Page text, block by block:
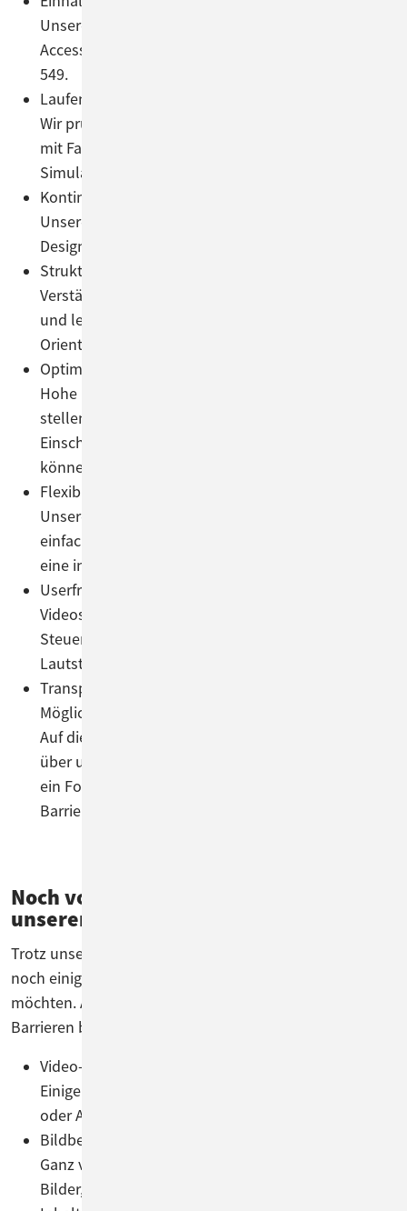
Unsere Website orientiert sich an den Web Content
Accessibility Guidelines (WCAG) sowie der EN 301
549.
Laufende Tests mit Hilfstechnologien:
Wir prüfen regelmäßig die Benutzerfreundlichkeit
mit Farbkontrastanalysen, Farbenblindheits-
Simulatoren und weiteren Technologien.
Kontinuierliche Schulung:
Unsere Teams werden laufend zu barrierefreiem
Design und zugänglicher Entwicklung geschult.
Strukturierte Navigation:
Verständliche, klare, konsistente Navigationsmenüs
und leichte Auffindbarkeit erleichtern die
Orientierung und verbessern die Nutzbarkeit.
Optimale Lesbarkeit:
Hohe Kontraste und gut lesbare Schriftgrößen
stellen sicher, dass Inhalte auch bei visuellen
Einschränkungen problemlos erfasst werden
können.
Flexible, skalierbare Darstellung:
Unsere Website kann mit den gängigen Browsern
einfach vergrößert oder verkleinert werden – für
eine individuelle Anpassung der Ansicht.
Userfreundliche Videos:
Videos starten nicht automatisch, und bieten volle
Steuerungsmöglichkeiten bzgl. Wiedergabe,
Lautstärke und Pausenfunktionen.
Transparente Informationen & Feedback-
Möglichkeit:
Auf dieser Barrierefreiheitsseite informieren wir
über unsere Maßnahmen. Unten finden Sie zudem
ein Formular, um eventuell dich auftretende
Barrieren unser Unternehmen zu melden.
Noch vorhandene Barrieren auf
unserer Website
Trotz unserer Bemühungen um Barrierefreiheit gibt es
noch einige Bereiche, die wir weiter verbessern
möchten. Aktuell sind uns folgende potenzielle
Barrieren bekannt:
Video-Inhalte
Einige Videos verfügen noch nicht über Untertitel
oder Audiodeskriptionen.
Bildbeschreibungen
Ganz vereinzelt fehlen noch Alternativtexte für
Bilder, die Nutzer*innen von Screenreadern den